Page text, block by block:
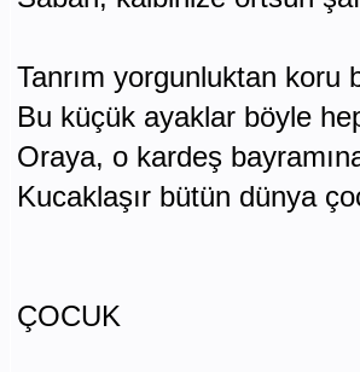
Tanrım yorgunluktan koru
Bu küçük ayaklar böyle
Oraya, o kardeş
Kucaklaşır bütün dünya
ÇOCUK